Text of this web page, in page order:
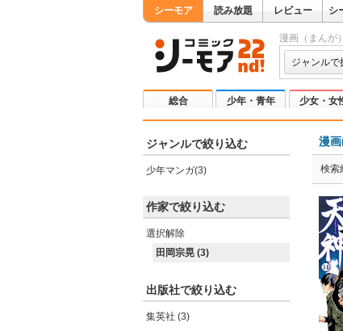
シーモア 読み放題 レビュー シ
漫画（まんが
ジャンルで
総合 少年・青年 少女・女
ジャンルで絞り込む
少年マンガ(3)
作家で絞り込む
選択解除
田岡宗晃 (3)
出版社で絞り込む
集英社 (3)
漫
検索